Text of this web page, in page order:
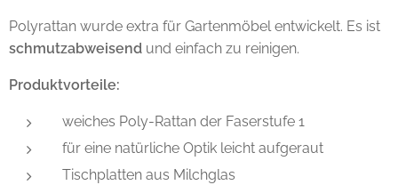
Polyrattan wurde extra für Gartenmöbel entwickelt. Es ist
schmutzabweisend und einfach zu reinigen.
Produktvorteile:
weiches Poly-Rattan der Faserstufe 1
für eine natürliche Optik leicht aufgeraut
Tischplatten aus Milchglas